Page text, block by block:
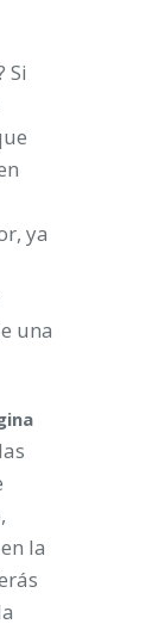
Si
ya
una
la